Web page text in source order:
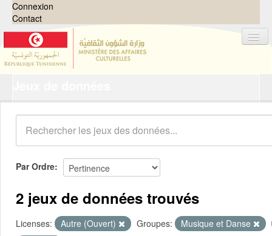
Connexion
Contact
Organisations
Groupes
Demandes 0
À propos
Par Ordre
2 jeux de données trouvés
Licenses: Autre (Ouvert) Groupes:
Musique et Danse